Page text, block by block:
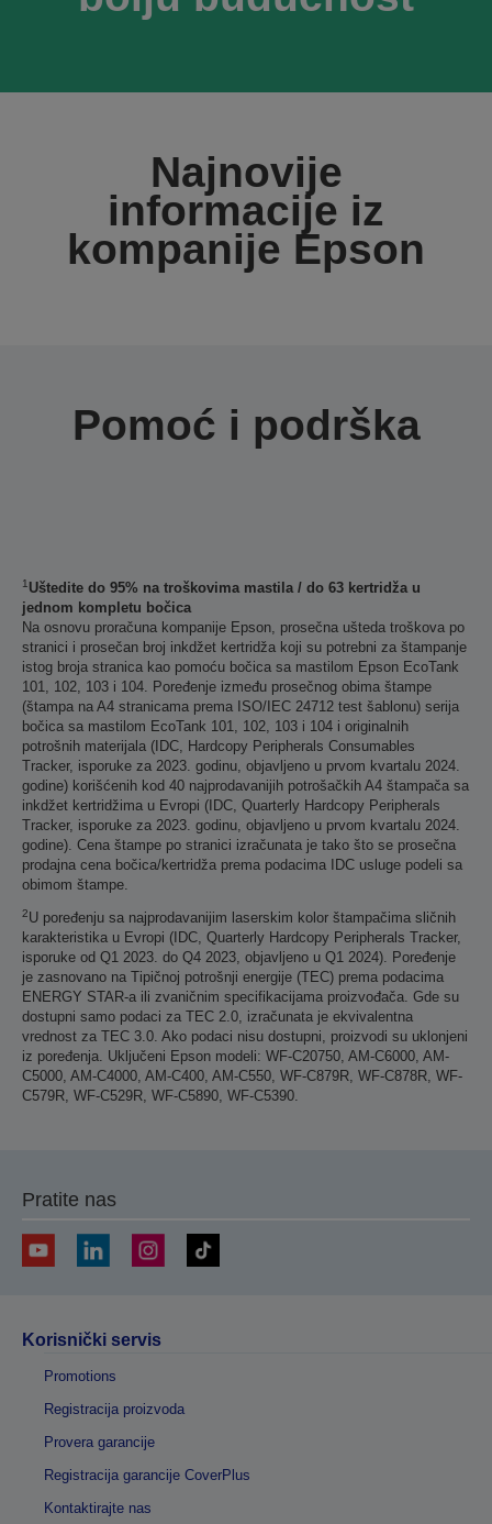
Najnovije
informacije iz
kompanije Epson
Pomoć i podrška
1 Uštedite do 95% na troškovima mastila / do 63 kertridža u
jednom kompletu bočica
Na osnovu proračuna kompanije Epson, prosečna ušteda troškova po
stranici i prosečan broj inkdžet kertridža koji su potrebni za štampanje
istog broja stranica kao pomoću bočica sa mastilom Epson EcoTank
101, 102, 103 i 104. Poređenje između prosečnog obima štampe
(štampa na A4 stranicama prema ISO/IEC 24712 test šablonu) serija
bočica sa mastilom EcoTank 101, 102, 103 i 104 i originalnih
potrošnih materijala (IDC, Hardcopy Peripherals Consumables
Tracker, isporuke za 2023. godinu, objavljeno u prvom kvartalu 2024.
godine) korišćenih kod 40 najprodavanijih potrošačkih A4 štampača sa
inkdžet kertridžima u Evropi (IDC, Quarterly Hardcopy Peripherals
Tracker, isporuke za 2023. godinu, objavljeno u prvom kvartalu 2024.
godine). Cena štampe po stranici izračunata je tako što se prosečna
prodajna cena bočica/kertridža prema podacima IDC usluge podeli sa
obimom štampe.
2U poređenju sa najprodavanijim laserskim kolor štampačima sličnih
karakteristika u Evropi (IDC, Quarterly Hardcopy Peripherals Tracker,
isporuke od Q1 2023. do Q4 2023, objavljeno u Q1 2024). Poređenje
je zasnovano na Tipičnoj potrošnji energije (TEC) prema podacima
ENERGY STAR-a ili zvaničnim specifikacijama proizvođača. Gde su
dostupni samo podaci za TEC 2.0, izračunata je ekvivalentna
vrednost za TEC 3.0. Ako podaci nisu dostupni, proizvodi su uklonjeni
iz poređenja. Uključeni Epson modeli: WF-C20750, AM-C6000, AM-
C5000, AM-C4000, AM-C400, AM-C550, WF-C879R, WF-C878R, WF-
C579R, WF-C529R, WF-C5890, WF-C5390.
Pratite nas
Korisnički servis
Promotions
Registracija proizvoda
Provera garancije
Registracija garancije CoverPlus
Kontaktirajte nas